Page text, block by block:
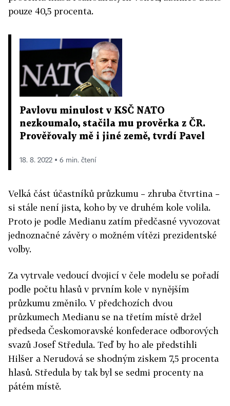
pouze 40,5 procenta.
Pavlovu minulost v KSČ NATO
nezkoumalo, stačila mu prověrka z ČR.
Prověřovaly mě i jiné země, tvrdí Pavel
18. 8. 2022 ▪ 6 min. čtení
Velká část účastníků průzkumu – zhruba čtvrtina –
si stále není jista, koho by ve druhém kole volila.
Proto je podle Medianu zatím předčasné vyvozovat
jednoznačné závěry o možném vítězi prezidentské
volby.
Za vytrvale vedoucí dvojicí v čele modelu se pořadí
podle počtu hlasů v prvním kole v nynějším
průzkumu změnilo. V předchozích dvou
průzkumech Medianu se na třetím místě držel
předseda Českomoravské konfederace odborových
svazů Josef Středula. Teď by ho ale předstihli
Hilšer a Nerudová se shodným ziskem 7,5 procenta
hlasů. Středula by tak byl se sedmi procenty na
pátém místě.